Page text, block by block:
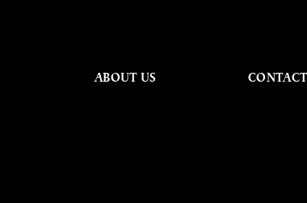
ABOUT US